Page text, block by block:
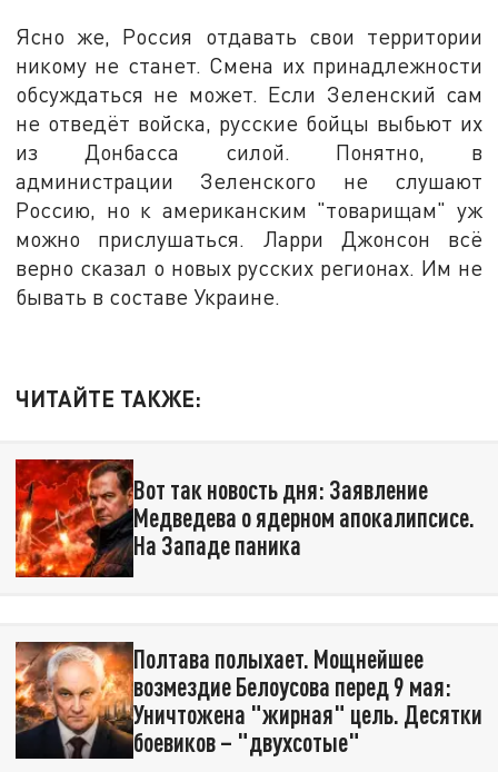
Ясно же, Россия отдавать свои территории
никому не станет. Смена их принадлежности
обсуждаться не может. Если Зеленский сам
не отведёт войска, русские бойцы выбьют их
из Донбасса силой. Понятно, в
администрации Зеленского не слушают
Россию, но к американским "товарищам" уж
можно прислушаться. Ларри Джонсон всё
верно сказал о новых русских регионах. Им не
бывать в составе Украине.
ЧИТАЙТЕ ТАКЖЕ:
Вот так новость дня: Заявление
Медведева о ядерном апокалипсисе.
На Западе паника
Полтава полыхает. Мощнейшее
возмездие Белоусова перед 9 мая:
Уничтожена "жирная" цель. Десятки
боевиков – "двухсотые"